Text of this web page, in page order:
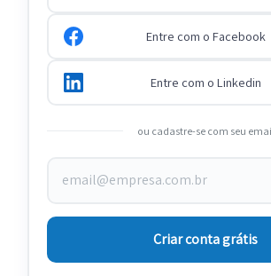
Entre com o Facebook
Entre com o Linkedin
ou cadastre-se com seu
Criar conta grátis